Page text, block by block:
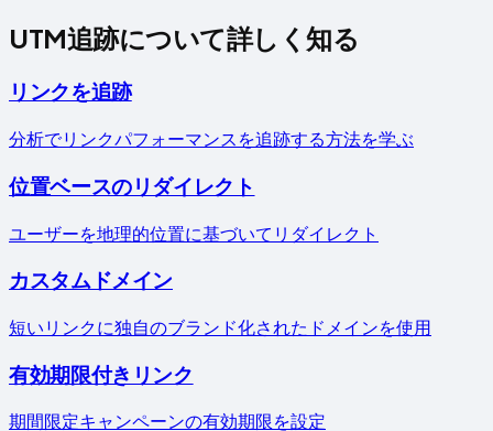
UTM追跡について詳しく知る
リンクを追跡
分析でリンクパフォーマンスを追跡する方法を学ぶ
位置ベースのリダイレクト
ユーザーを地理的位置に基づいてリダイレクト
カスタムドメイン
短いリンクに独自のブランド化されたドメインを使用
有効期限付きリンク
期間限定キャンペーンの有効期限を設定